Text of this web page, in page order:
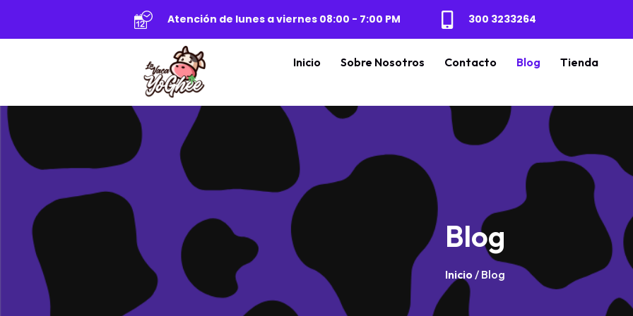
Atención de lunes a viernes 08:00 - 7:00 PM 300 3233264
Inicio Sobre Nosotros Contacto Blog Tienda
Blog
Inicio / Blog